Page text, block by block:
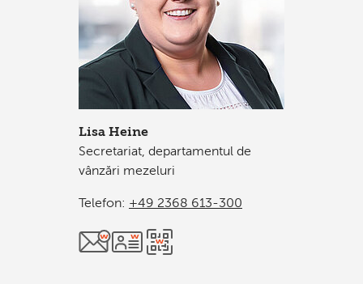
Lisa Heine
Secretariat, departamentul de
vânzări mezeluri
Telefon: +49 2368 613-300